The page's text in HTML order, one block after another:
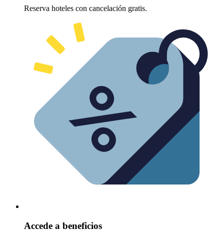
Reserva hoteles con cancelación gratis.
Accede a beneficios